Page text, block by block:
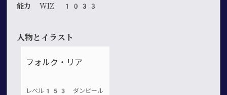
能力WIZ 1033
人物とイラスト
フォルク・リア
レベル153 ダンピール